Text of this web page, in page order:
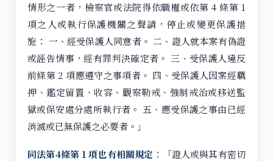
情形之一者，檢察官或法院得依職權或依第 4 條第 1
項之人或執行保護機關之聲請，停止或變更保護措
施： 一、經受保護人同意者。 二、證人就本案有偽證
或誣告情事，經有罪判決確定者。 三、受保護人違反
前條第 2 項應遵守之事項者。 四、受保護人因案經羈
押、鑑定留置、收容、觀察勒戒、強制戒治或移送監
獄或保安處分處所執行者。 五、應受保護之事由已經
消滅或已無保護之必要者。」
同法第4條第１項也有相關規定 ：「證人或與其有密切